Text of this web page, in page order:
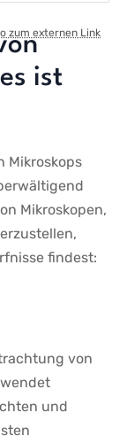
ist
Mikroskops
Mikroskopen,
findest:
von
⁣und